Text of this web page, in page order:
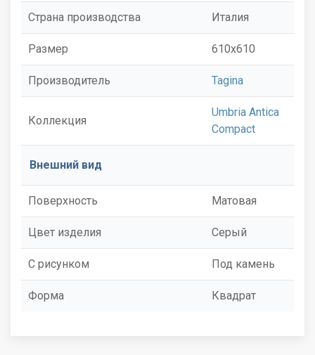
Страна производства Италия
Размер 610x610
Производитель Tagina
Коллекция
Umbria Antica
Compact
Внешний вид
Поверхность Матовая
Цвет изделия Серый
С рисунком Под камень
Форма Квадрат